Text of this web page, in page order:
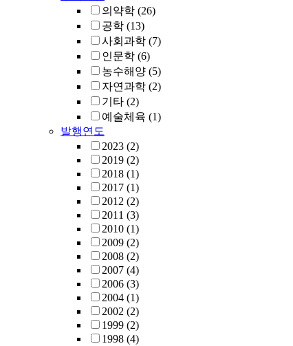
의약학 (26)
공학 (13)
사회과학 (7)
인문학 (6)
농수해양 (5)
자연과학 (2)
기타 (2)
예술체육 (1)
발행연도
2023 (2)
2019 (2)
2018 (1)
2017 (1)
2012 (2)
2011 (3)
2010 (1)
2009 (2)
2008 (2)
2007 (4)
2006 (3)
2004 (1)
2002 (2)
1999 (2)
1998 (4)